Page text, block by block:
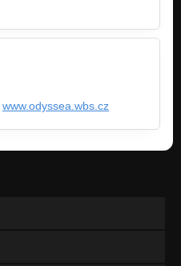
www.odyssea.wbs.cz